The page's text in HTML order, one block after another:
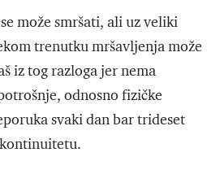
može smršati, ali uz veliki
trenutku mršavljenja može
iz tog razloga jer nema
odnosno fizičke
svaki dan bar trideset